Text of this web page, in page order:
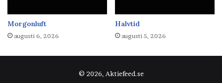
Morgonluft
augusti 6, 2026
Halvtid
augusti 5, 2026
© 2026, Aktiefeed.se